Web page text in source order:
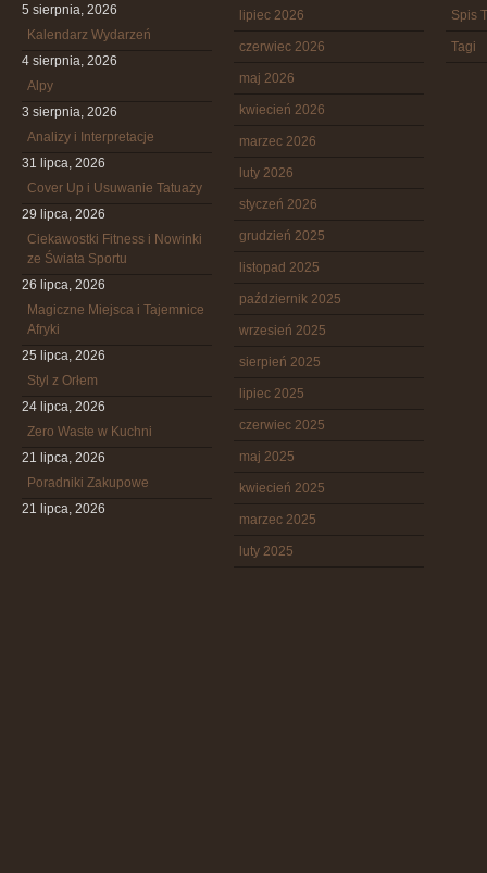
5 sierpnia, 2026
Kalendarz Wydarzeń
4 sierpnia, 2026
Alpy
3 sierpnia, 2026
Analizy i Interpretacje
31 lipca, 2026
Cover Up i Usuwanie Tatuaży
29 lipca, 2026
Ciekawostki Fitness i Nowinki
ze Świata Sportu
26 lipca, 2026
Magiczne Miejsca i Tajemnice
Afryki
25 lipca, 2026
Styl z Orłem
24 lipca, 2026
Zero Waste w Kuchni
21 lipca, 2026
Poradniki Zakupowe
21 lipca, 2026
lipiec 2026
czerwiec 2026
maj 2026
kwiecień 2026
marzec 2026
luty 2026
styczeń 2026
grudzień 2025
listopad 2025
październik 2025
wrzesień 2025
sierpień 2025
lipiec 2025
czerwiec 2025
maj 2025
kwiecień 2025
marzec 2025
luty 2025
Spis
Tagi